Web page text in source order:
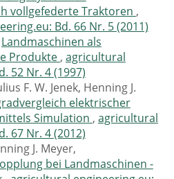
vollgefederte Traktoren ,
Bd. 66 Nr. 5 (2011)
Landmaschinen als
Produkte , agricultural
52 Nr. 4 (1997)
F. W. Jenek, Henning J.
elektrischer
Simulation , agricultural
67 Nr. 4 (2012)
J. Meyer,
bei Landmaschinen -